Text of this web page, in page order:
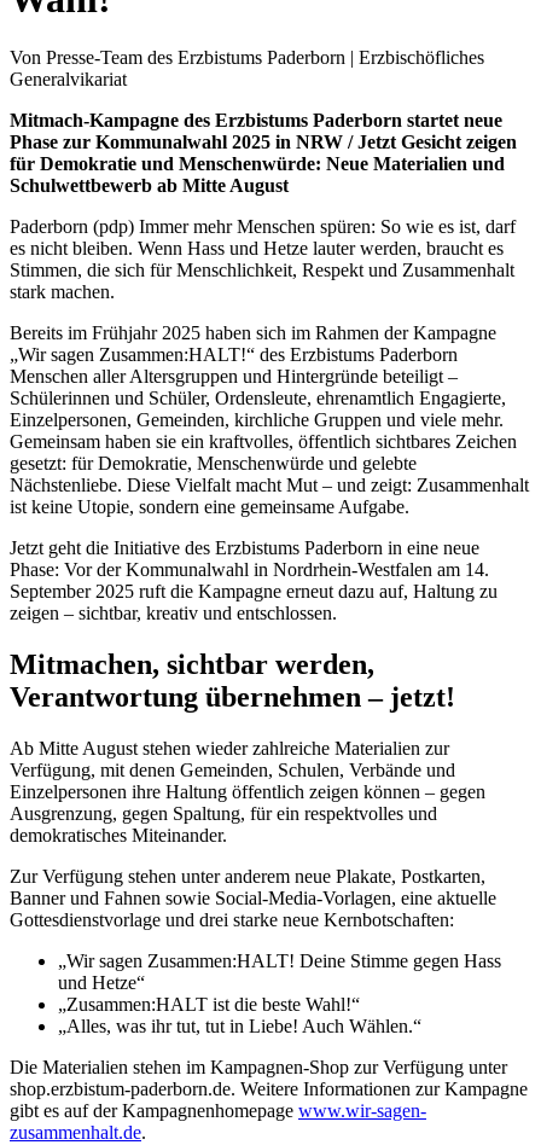
Von Presse-Team des Erzbistums Paderborn | Erzbischöfliches
Generalvikariat
Mitmach-Kampagne des Erzbistums Paderborn startet neue
Phase zur Kommunalwahl 2025 in NRW / Jetzt Gesicht zeigen
für Demokratie und Menschenwürde: Neue Materialien und
Schulwettbewerb ab Mitte August
Paderborn (pdp) Immer mehr Menschen spüren: So wie es ist, darf
es nicht bleiben. Wenn Hass und Hetze lauter werden, braucht es
Stimmen, die sich für Menschlichkeit, Respekt und Zusammenhalt
stark machen.
Bereits im Frühjahr 2025 haben sich im Rahmen der Kampagne
„Wir sagen Zusammen:HALT!“ des Erzbistums Paderborn
Menschen aller Altersgruppen und Hintergründe beteiligt –
Schülerinnen und Schüler, Ordensleute, ehrenamtlich Engagierte,
Einzelpersonen, Gemeinden, kirchliche Gruppen und viele mehr.
Gemeinsam haben sie ein kraftvolles, öffentlich sichtbares Zeichen
gesetzt: für Demokratie, Menschenwürde und gelebte
Nächstenliebe. Diese Vielfalt macht Mut – und zeigt: Zusammenhalt
ist keine Utopie, sondern eine gemeinsame Aufgabe.
Jetzt geht die Initiative des Erzbistums Paderborn in eine neue
Phase: Vor der Kommunalwahl in Nordrhein-Westfalen am 14.
September 2025 ruft die Kampagne erneut dazu auf, Haltung zu
zeigen – sichtbar, kreativ und entschlossen.
Mitmachen, sichtbar werden,
Verantwortung übernehmen – jetzt!
Ab Mitte August stehen wieder zahlreiche Materialien zur
Verfügung, mit denen Gemeinden, Schulen, Verbände und
Einzelpersonen ihre Haltung öffentlich zeigen können – gegen
Ausgrenzung, gegen Spaltung, für ein respektvolles und
demokratisches Miteinander.
Zur Verfügung stehen unter anderem neue Plakate, Postkarten,
Banner und Fahnen sowie Social-Media-Vorlagen, eine aktuelle
Gottesdienstvorlage und drei starke neue Kernbotschaften:
„Wir sagen Zusammen:HALT! Deine Stimme gegen Hass
und Hetze“
„Zusammen:HALT ist die beste Wahl!“
„Alles, was ihr tut, tut in Liebe! Auch Wählen.“
Die Materialien stehen im Kampagnen-Shop zur Verfügung unter
shop.erzbistum-paderborn.de. Weitere Informationen zur Kampagne
gibt es auf der Kampagnenhomepage www.wir-sagen-
zusammenhalt.de.